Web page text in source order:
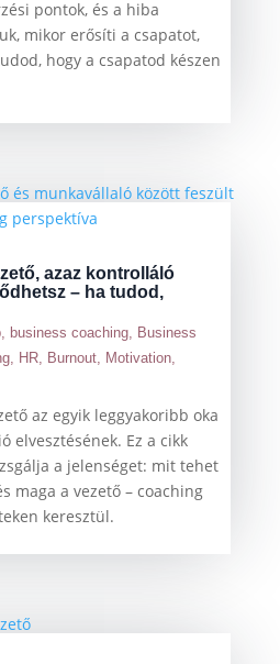
pontok, és a hiba
mikor erősíti a csapatot,
hogy a csapatod készen
azaz kontrolláló
– ha tudod,
, business coaching, Business
, HR, Burnout, Motivation,
az egyik leggyakoribb oka
elvesztésének. Ez a cikk
a jelenséget: mit tehet
maga a vezető – coaching
keresztül.